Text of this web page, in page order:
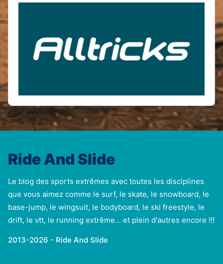
Ride And Slide
Le blog des sports extrêmes avec toutes les disciplines
que vous aimez comme le surf, le skate, le snowboard, le
base-jump, le wingsuit, le bodyboard, le ski freestyle, le
drift, le vtt, le running extrême... et plein d'autres encore !!!
2013-2026 - Ride And Slide